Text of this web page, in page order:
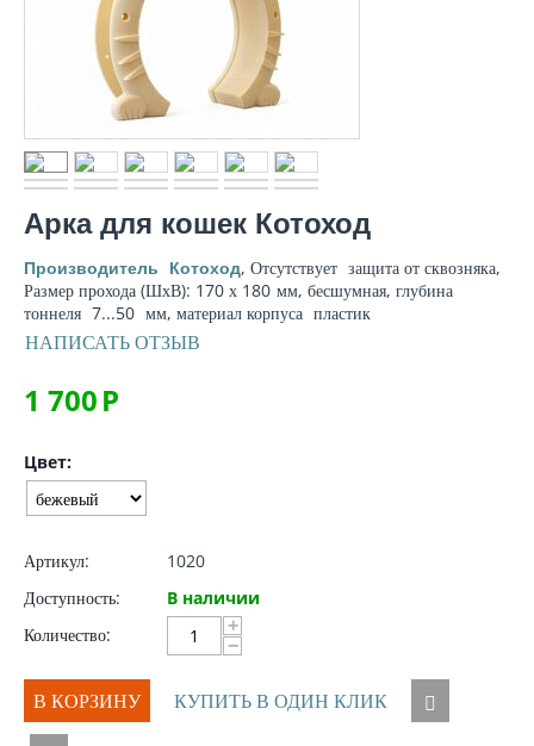
Арка для кошек Котоход
Производитель Котоход, Отсутствует защита от сквозняка,
Размер прохода (ШхВ): 170 х 180 мм, бесшумная, глубина
тоннеля 7...50 мм, материал корпуса пластик
НАПИСАТЬ ОТЗЫВ
1 700Р
Цвет:
Артикул:
1020
Доступность:
В наличии
Количество:
+
−
В КОРЗИНУ КУПИТЬ В ОДИН КЛИК